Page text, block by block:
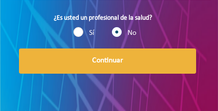
¿Es usted un profesional de la salud?
Sí No
Continuar